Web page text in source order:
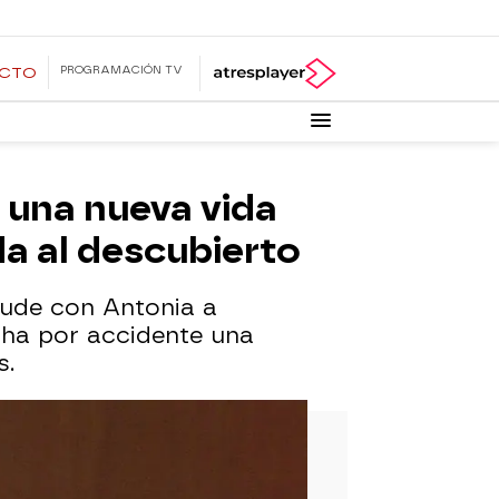
PROGRAMACIÓN TV
nueva vida
al descubierto
con Antonia a
por accidente una